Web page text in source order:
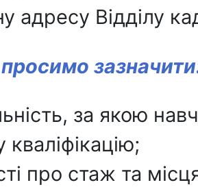
адресу Відділу
за якою
кваліфікацію;
про стаж та